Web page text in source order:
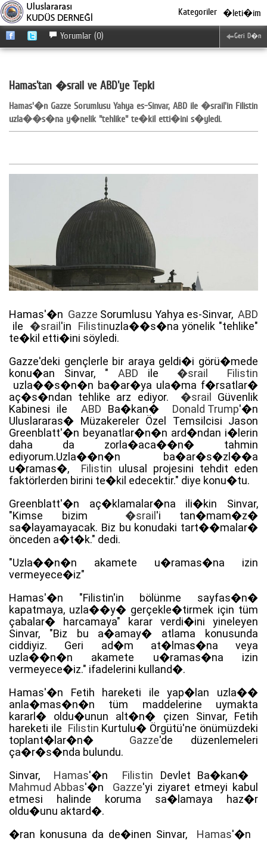
�leti�im
Kategoriler
Hamas'tan �srail ve ABD'ye Tepki
Hamas'�n Gazze Sorumlusu Yahya es-Sinvar, ABD ile �srail'in Filistin
uzla��s�na y�nelik "tehlike" te�kil etti�ini s�yledi.
Hamas'�n Gazze Sorumlusu Yahya es-Sinvar,ABD
ile �srail 'in Filistinuzla��s�na yönelik "tehlike"
te�kil etti�ini söyledi.
Gazze'deki gençlerle bir araya geldi�i görü�mede
konu�an Sinvar, " ABD ile �srail
Filistin
uzla��s�n�n ba�ar�ya ula�ma f�rsatlar�
aç�s�ndan tehlike arz ediyor. �srail
Güvenlik
Kabinesi ile ABD Ba�kan� Donald Trump'�n
Uluslararas� Müzakereler Özel Temsilcisi Jason
Greenblatt'�n beyanatlar�n�n ard�ndan i�lerin
daha da zorla�aca��n� tahmin
ediyorum.Uzla��n�n ba�ar�s�zl��a
u�ramas�, Filistin ulusal projesini tehdit eden
faktörlerden birini te�kil edecektir." diye konu�tu.
Greenblatt'�n aç�klamalar�na ili�kin Sinvar,
"Kimse bizim �srail 'i tan�mam�z�
sa�layamayacak. Biz bu konudaki tart��malar�
önceden a�t�k." dedi.
"Uzla��n�n akamete u�ramas�na izin
vermeyece�iz"
Hamas'�n "Filistin'in bölünme sayfas�n�
kapatmaya, uzla��y� gerçekle�tirmek için tüm
çabalar� harcamaya" karar verdi�ini yineleyen
Sinvar, "Biz bu a�amay� atlama konusunda
ciddiyiz. Geri ad�m at�lmas�na veya
uzla��n�n akamete u�ramas�na izin
vermeyece�iz." ifadelerini kulland�.
Hamas'�n Fetih hareketi ile yap�lan uzla��
anla�mas�n�n tüm maddelerine uymakta
kararl� oldu�unun alt�n� çizen Sinvar, Fetih
hareketi ile Filistin Kurtulu� Örgütü'ne önümüzdeki
toplant�lar�n� Gazze'de düzenlemeleri
ça�r�s�nda bulundu.
Sinvar, Hamas'�n Filistin Devlet Ba�kan�
Mahmud Abbas'�n Gazze'yi ziyaret etmeyi kabul
etmesi halinde koruma sa�lamaya haz�r
oldu�unu aktard�.
�ran konusuna da de�inen Sinvar, Hamas'�n
Geri D�n
Yorumlar (0)